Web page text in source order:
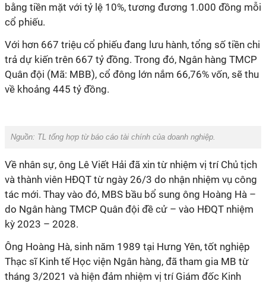
bằng tiền mặt với tỷ lệ 10%, tương đương 1.000 đồng mỗi
cổ phiếu.
Với hơn 667 triệu cổ phiếu đang lưu hành, tổng số tiền chi
trả dự kiến trên 667 tỷ đồng. Trong đó, Ngân hàng TMCP
Quân đội (Mã: MBB), cổ đông lớn nắm 66,76% vốn, sẽ thu
về khoảng 445 tỷ đồng.
Nguồn: TL tổng hợp từ báo cáo tài chính của doanh nghiệp.
Về nhân sự, ông Lê Viết Hải đã xin từ nhiệm vị trí Chủ tịch
và thành viên HĐQT từ ngày 26/3 do nhận nhiệm vụ công
tác mới. Thay vào đó, MBS bầu bổ sung ông Hoàng Hà –
do Ngân hàng TMCP Quân đội đề cử – vào HĐQT nhiệm
kỳ 2023 – 2028.
Ông Hoàng Hà, sinh năm 1989 tại Hưng Yên, tốt nghiệp
Thạc sĩ Kinh tế Học viện Ngân hàng, đã tham gia MB từ
tháng 3/2021 và hiện đảm nhiệm vị trí Giám đốc Kinh